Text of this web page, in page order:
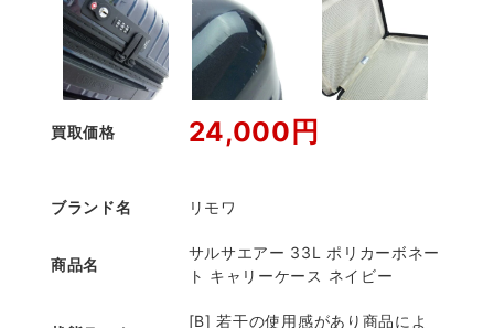
買取価格 24,000円
ブランド名 リモワ
商品名
サルサエアー 33L ポリカーボネー
ト キャリーケース ネイビー
[B] 若干の使用感があり商品によ